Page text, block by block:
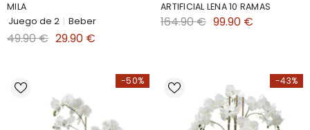
MILA
Juego de 2 | Beber
49.90 € 29.90 €
ARTIFICIAL LENA 10 RAMAS
164.90 € 99.90 €
-50% -43%